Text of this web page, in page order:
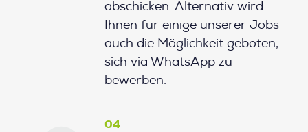
abschicken. Alternativ wird
Ihnen für einige unserer Jobs
auch die Möglichkeit geboten,
sich via WhatsApp zu
bewerben.
04